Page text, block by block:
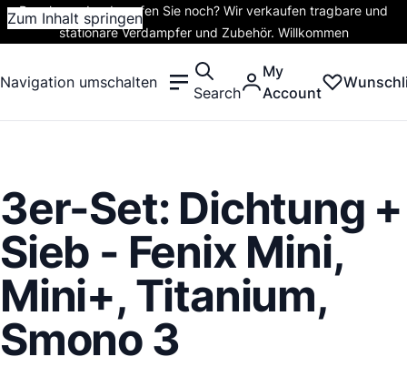
Zum Inhalt springen
Rauchen oder dampfen Sie noch? Wir verkaufen tragbare und
stationäre Verdampfer und Zubehör. Willkommen
Navigation umschalten
Search
My
Account
3er-Set: Dichtung +
Sieb - Fenix Mini,
Mini+, Titanium,
Smono 3